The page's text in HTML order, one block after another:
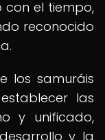
con el tiempo,
reconocido
los samuráis
las
y unificado,
y la